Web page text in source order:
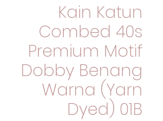
Kain Katun
Combed 40s
Premium Motif
Dobby Benang
Warna (Yarn
Dyed) 01B